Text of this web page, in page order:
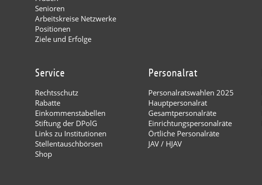
Senioren
Arbeitskreise Netzwerke
Positionen
Ziele und Erfolge
Service
Rechtsschutz
Rabatte
Einkommenstabellen
Stiftung der DPolG
Links zu Institutionen
Stellentauschbörsen
Shop
Personalrat
Personalratswahlen 2025
Hauptpersonalrat
Gesamtpersonalräte
Einrichtungspersonalräte
Örtliche Personalräte
JAV / HJAV